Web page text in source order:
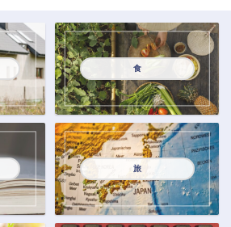
食
旅